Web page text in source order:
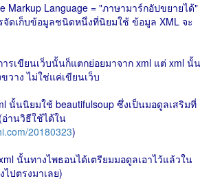
Markup Language = "ภาษามาร์กอัปขยายได้"
จัดเก็บข้อมูลชนิดหนึ่งที่นิยมใช้ ข้อมูล XML จะ
รเขียนเว็บนั้นก็แตกย่อยมาจาก xml แต่ xml นั้น
วาง ไม่ใช่แค่เขียนเว็บ
นั้นนิยมใช้ beautifulsoup ซึ่งเป็นมอดูลเสริมที่
อ่านวิธีใช้ได้ใน
20180323)
นั้นทางไพธอนได้เตรียมมอดูลเอาไว้แล้วใน
ปตรงมาเลย)